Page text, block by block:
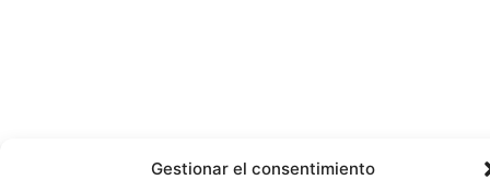
Gestionar el consentimiento